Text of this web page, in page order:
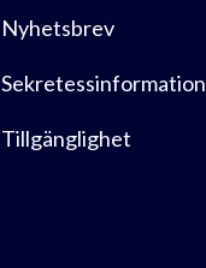
Nyhetsbrev
Sekretessinformation
Tillgänglighet